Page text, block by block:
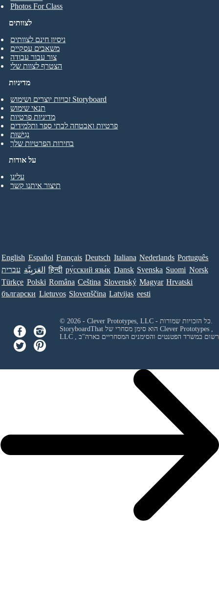
Photos For Class
לצוותים
ניסיון חינם לצוותים
משאבים עסקיים
צור עבור עבודה
הצטרף לצוות שלי
על אודות
עלינו
תיצור איתנו קשר
מדיניות
זכויות יוצרים ושימוש Storyboard
תנאי שימוש
מדיניות פרטיות
פרטיות ואבטחה לבתי ספר ותלמידים
נְגִישׁוּת
בחירות הפרטיות שלך
English Español Français Deutsch Italiana Nederlands Português
עברית العَرَبِيَّة हिन्दी ру́сский язы́к Dansk Svenska Suomi Norsk
Türkçe Polski Româna Ceština Slovenský Magyar Hrvatski
български Lietuvos Slovenščina Latvijas eesti
© 2026 - Clever Prototypes, LLC - כל הזכויות שמורות.
Clever Prototypes ,
LLC
ורשום במשרד הפטנטים והסימנים המסחריים בארה"ב